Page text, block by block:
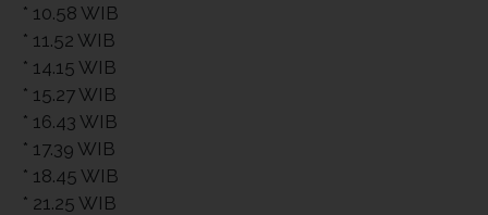
* 10.58 WIB
* 11.52 WIB
* 14.15 WIB
* 15.27 WIB
* 16.43 WIB
* 17.39 WIB
* 18.45 WIB
* 21.25 WIB